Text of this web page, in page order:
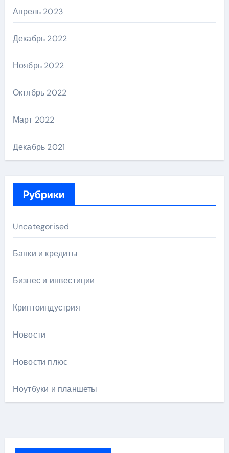
Апрель 2023
Декабрь 2022
Ноябрь 2022
Октябрь 2022
Март 2022
Декабрь 2021
Рубрики
Uncategorised
Банки и кредиты
Бизнес и инвестиции
Криптоиндустрия
Новости
Новости плюс
Ноутбуки и планшеты